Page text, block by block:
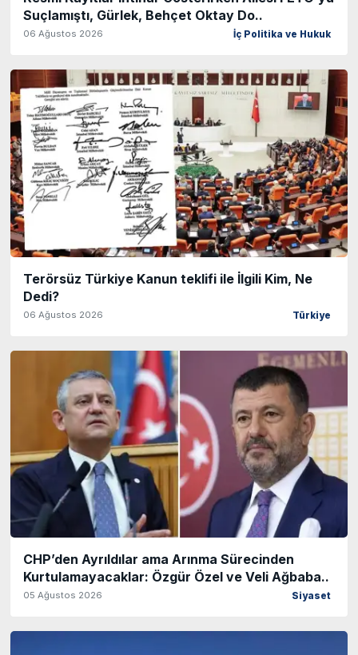
Suçlamıştı, Gürlek, Behçet Oktay Do..
06 Ağustos 2026 İç Politika ve Hukuk
Terörsüz Türkiye Kanun teklifi ile İlgili Kim, Ne
Dedi?
06 Ağustos 2026 Türkiye
CHP’den Ayrıldılar ama Arınma Sürecinden
Kurtulamayacaklar: Özgür Özel ve Veli Ağbaba..
05 Ağustos 2026 Siyaset